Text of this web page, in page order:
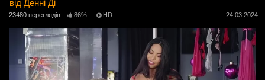
від Денні Ді
23480 переглядів 86% HD 24.03.2024